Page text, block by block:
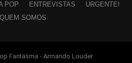
POP ENTREVISTAS
URGENTE!
QUEM SOMOS
Fantasma - Armando Louder